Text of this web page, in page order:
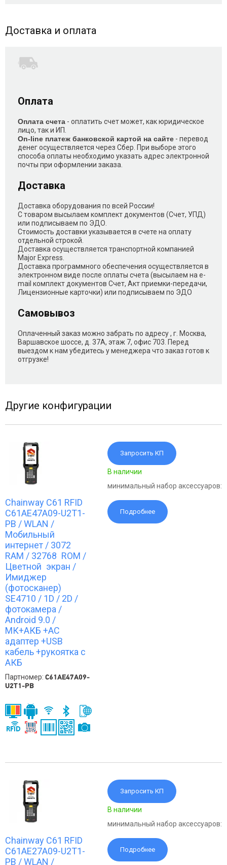
Доставка и оплата
Оплата
Оплата счета - оплатить счет может, как юридическое
лицо, так и ИП.
On-line платеж банковской картой на сайте - перевод
денег осуществляется через Сбер. При выборе этого
способа оплаты необходимо указать адрес электронной
почты при оформлении заказа.
Доставка
Доставка оборудования по всей России!
С товаром высылаем комплект документов (Счет, УПД)
или подписываем по ЭДО.
Стоимость доставки указывается в счете на оплату
отдельной строкой.
Доставка осуществляется транспортной компанией
Major Express.
Доставка программного обеспечения осуществляется в
электронном виде после оплаты счета (высылаем на e-
mail комплект документов Счет, Акт приемки-передачи,
Лицензионные карточки) или подписываем по ЭДО
Самовывоз
Оплаченный заказ можно забрать по адресу , г. Москва,
Варшавское шоссе, д. 37А, этаж 7, офис 703. Перед
выездом к нам убедитесь у менеджера что заказ готов к
отгрузке!
Другие конфигурации
Запросить КП
В наличии
минимальный набор аксессуаров:
Подробнее
Chainway C61 RFID
C61AE47A09-U2T1-
PB / WLAN /
Мобильный
интернет / 3072
RAM / 32768 ROM /
Цветной экран /
Имиджер
(фотосканер)
SE4710 / 1D / 2D /
фотокамера /
Android 9.0 /
МК+АКБ +АС
адаптер +USB
кабель +рукоятка с
АКБ
Партномер: C61AE47A09-
U2T1-PB
Запросить КП
В наличии
минимальный набор аксессуаров:
Подробнее
Chainway C61 RFID
C61AE27A09-U2T1-
PB / WLAN /